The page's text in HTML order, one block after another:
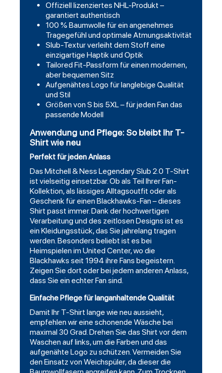
Offiziell lizenziertes NHL-Produkt –
garantiert authentisch
100 % Baumwolle für ein angenehmes
Tragegefühl und optimale Atmungsaktivität
Slub-Textur verleiht dem Stoff eine
einzigartige Haptik und Optik
Tailored Fit-Passform für einen modernen,
aber bequemen Sitz
Aufgenähtes Logo für langlebige Qualität
und Stil
Größen von S bis 5XL – für jeden Fan das
passende Modell
Anwendung und Pflege: So bleibt Ihr T-
Shirt wie neu
Perfekt für jeden Anlass
Das Mitchell & Ness Legendary Slub 2.0 T-Shirt
ist vielseitig einsetzbar. Ob als Teil Ihrer Fan-
Kollektion, als lässiges Alltagsoutfit oder als
Geschenk für einen Blackhawks-Fan – dieses
Shirt passt immer. Dank der hochwertigen
Verarbeitung und des zeitlosen Designs ist es
ein Kleidungsstück, das Sie jahrelang tragen
werden. Besonders beliebt ist es bei
Heimspielen im United Center, wo die
Blackhawks seit 1994 ihre Fans begeistern.
Zeigen Sie dort oder bei jedem anderen Anlass,
dass Sie ein echter Fan sind.
Einfache Pflege für langanhaltende Qualität
Damit Ihr T-Shirt lange wie neu aussieht,
empfehlen wir eine schonende Wäsche bei
maximal 30 Grad. Drehen Sie das Shirt vor dem
Waschen auf links, um die Farben und das
aufgenähte Logo zu schützen. Vermeiden Sie
den Einsatz von Weichspüler, da dieser die